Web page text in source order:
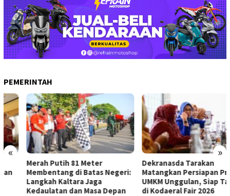
PEMERINTAH
« »
Merah Putih 81 Meter
Membentang di Batas Negeri:
Langkah Kaltara Jaga
Kedaulatan dan Masa Depan
Dekranasda Tarakan
Matangkan Persiapan Produk
UMKM Unggulan, Siap Tampil
di Kodaeral Fair 2026